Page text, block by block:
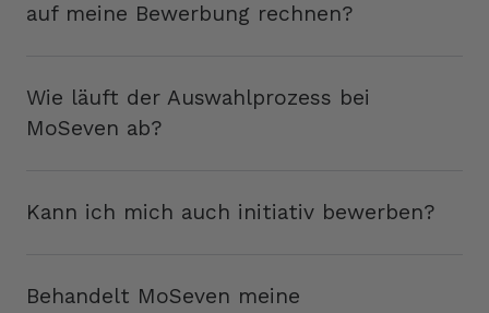
auf meine Bewerbung rechnen?
Wie läuft der Auswahlprozess bei
MoSeven ab?
Kann ich mich auch initiativ bewerben?
Behandelt MoSeven meine